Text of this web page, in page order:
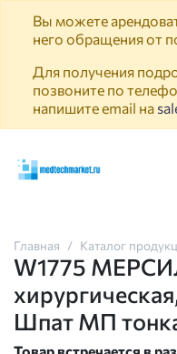
Вы можете
него обращения от
Для получения
позвоните по
напишите email на
Главная Каталог
W1775
Шпат МП